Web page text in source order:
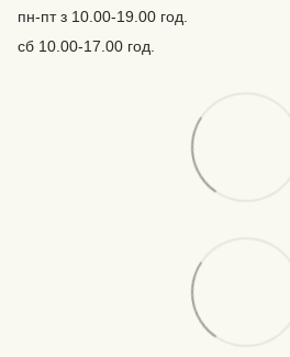
пн-пт з 10.00-19.00 год.
сб 10.00-17.00 год.